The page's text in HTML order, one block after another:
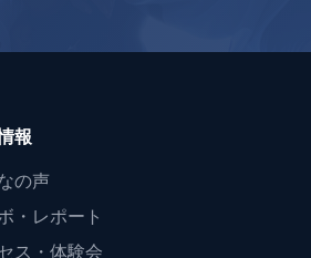
報
の声
・レポート
ス・体験会